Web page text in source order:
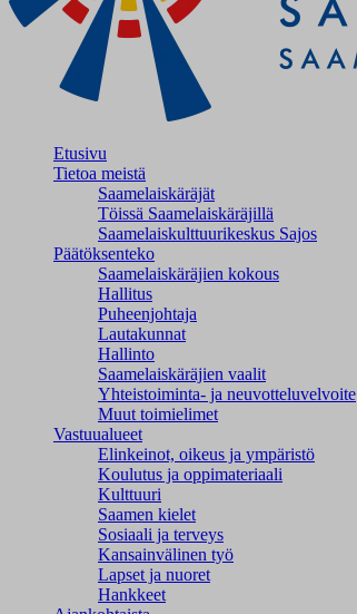
Etusivu
Tietoa meistä
Saamelaiskäräjät
Töissä Saamelaiskäräjillä
Saamelaiskulttuuri­keskus Sajos
Päätöksenteko
Saamelaiskäräjien kokous
Hallitus
Puheenjohtaja
Lautakunnat
Hallinto
Saamelaiskäräjien vaalit
Yhteistoiminta- ja neuvotteluvelvoite
Muut toimielimet
Vastuualueet
Elinkeinot, oikeus ja ympäristö
Koulutus ja oppimateriaali
Kulttuuri
Saamen kielet
Sosiaali ja terveys
Kansainvälinen työ
Lapset ja nuoret
Hankkeet